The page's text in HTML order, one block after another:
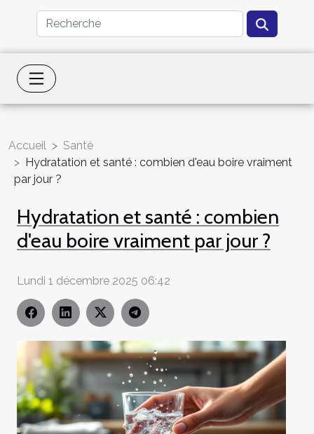
Accueil
Santé
Hydratation et santé : combien d'eau boire vraiment
par jour ?
Hydratation et santé : combien
d'eau boire vraiment par jour ?
Lundi 1 décembre 2025 06:42